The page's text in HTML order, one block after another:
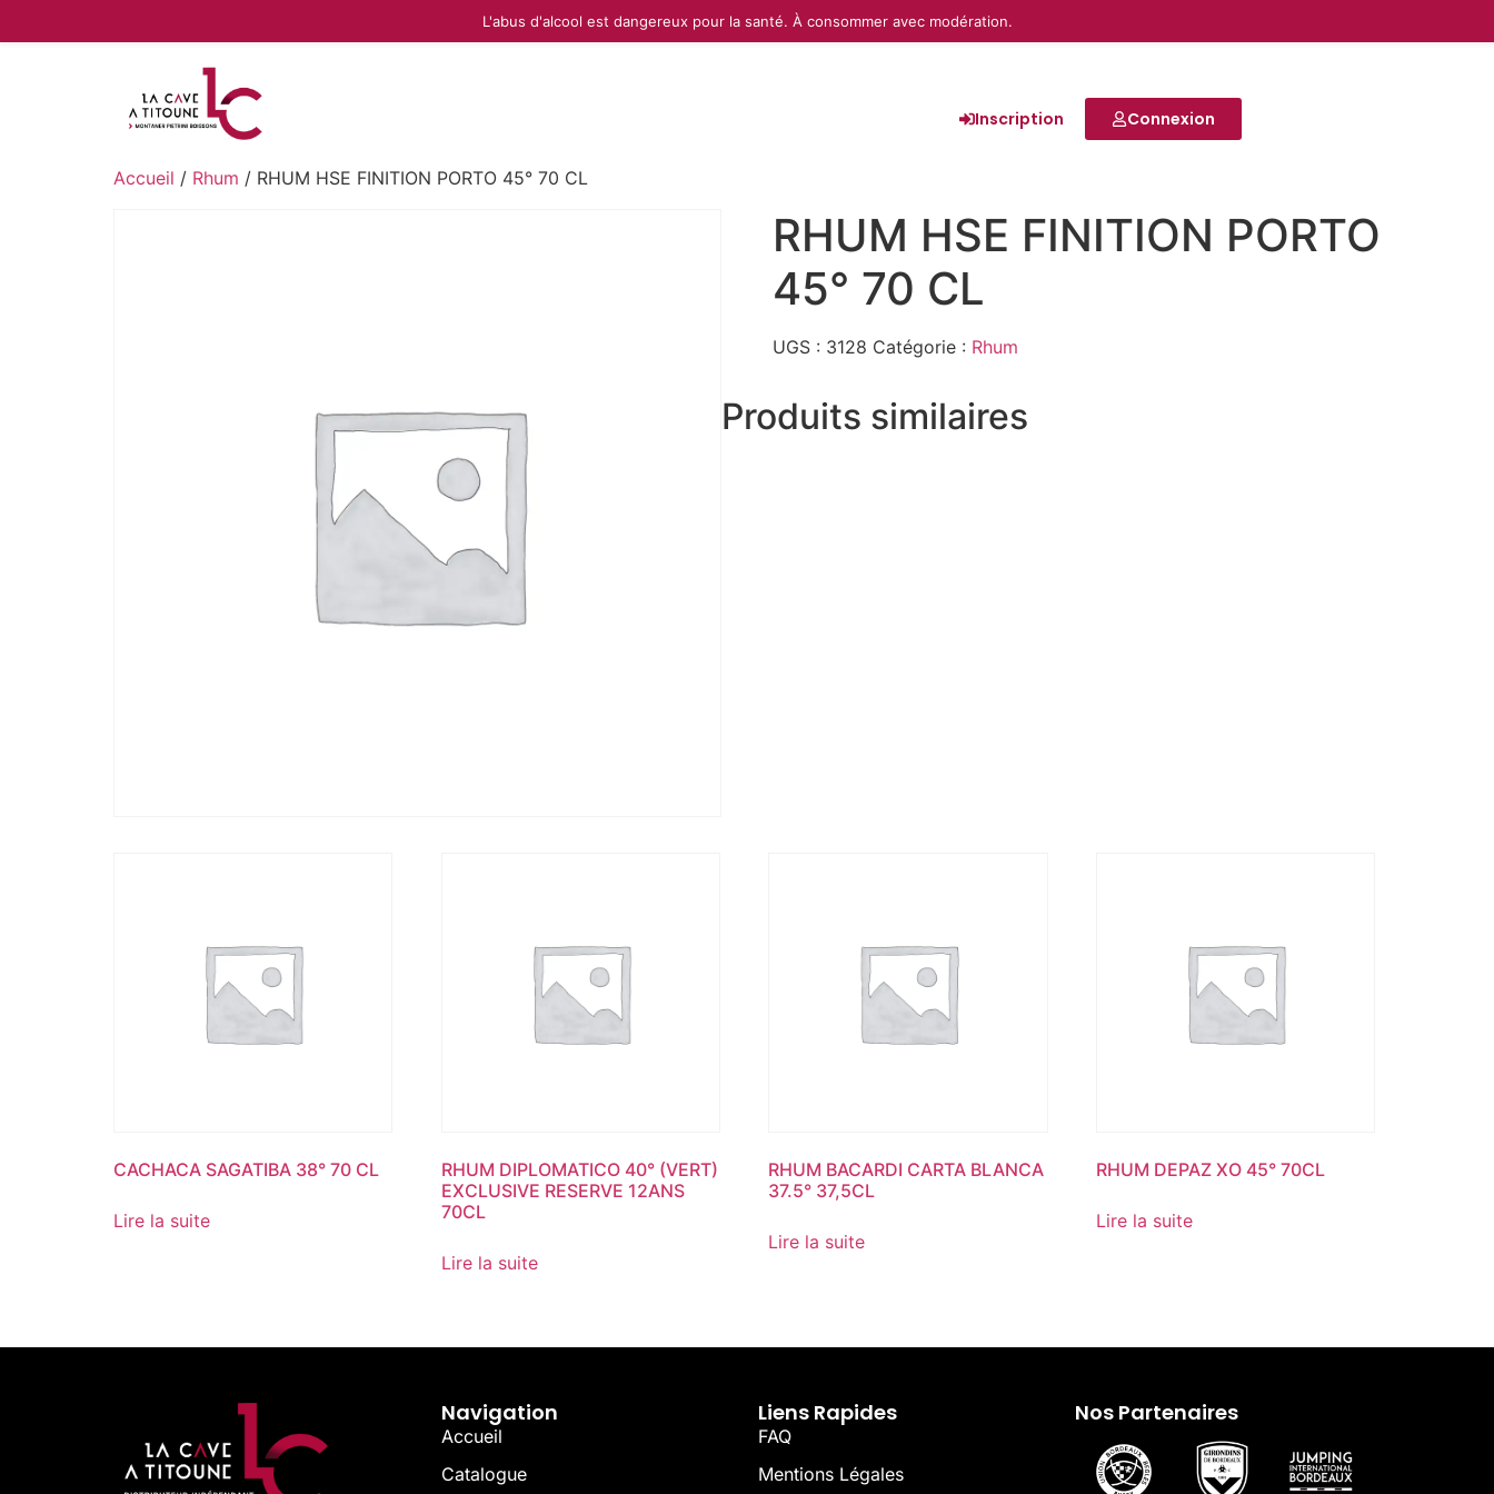
Inscription Connexion
Accueil / Rhum / RHUM HSE FINITION PORTO 45° 70 CL
RHUM HSE FINITION PORTO
45° 70 CL
UGS : 3128 Catégorie : Rhum
Produits similaires
CACHACA SAGATIBA 38° 70 CL
Lire la suite
RHUM DIPLOMATICO 40° (VERT)
EXCLUSIVE RESERVE 12ANS
70CL
Lire la suite
RHUM BACARDI CARTA BLANCA
37.5° 37,5CL
Lire la suite
RHUM DEPAZ XO 45° 70CL
Lire la suite
Navigation
Accueil
Catalogue
Liens Rapides
FAQ
Mentions Légales
Nos Partenaires
L'abus d'alcool est dangereux pour la santé. À consommer avec modération.